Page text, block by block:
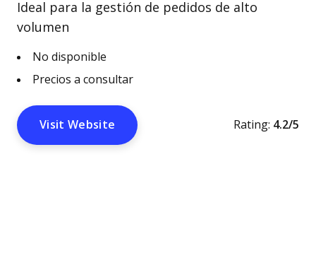
Ideal para la gestión de pedidos de alto
volumen
No disponible
Precios a consultar
Visit Website Rating: 4.2/5